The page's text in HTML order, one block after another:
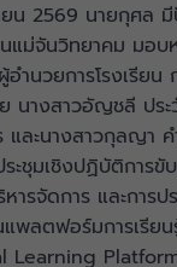
ยน 2569 นายกุศล
นแม่จันวิทยาคม มอบ
อำนวยการโรงเรียน
นางสาวอัญชลี ปร
และนางสาวกุลญา
ระชุมเชิงปฏิบัติการขั
ารจัดการ และการป
พลตฟอร์มการเรียน
Learning